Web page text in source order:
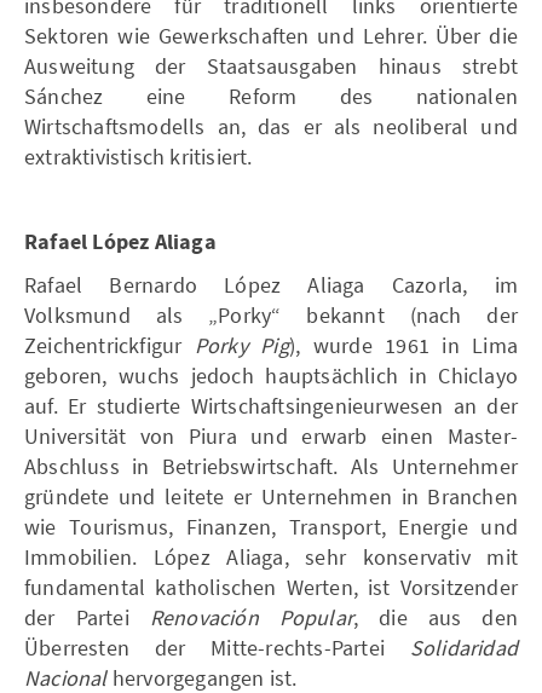
Sektoren wie Gewerkschaften und Lehrer. Über die
Ausweitung der Staatsausgaben hinaus strebt
Sánchez eine Reform des nationalen
Wirtschaftsmodells an, das er als neoliberal und
extraktivistisch kritisiert.
Rafael López Aliaga
Rafael Bernardo López Aliaga Cazorla, im
Volksmund als „Porky“ bekannt (nach der
Zeichentrickfigur Porky Pig), wurde 1961 in Lima
geboren, wuchs jedoch hauptsächlich in Chiclayo
auf. Er studierte Wirtschaftsingenieurwesen an der
Universität von Piura und erwarb einen Master-
Abschluss in Betriebswirtschaft. Als Unternehmer
gründete und leitete er Unternehmen in Branchen
wie Tourismus, Finanzen, Transport, Energie und
Immobilien. López Aliaga, sehr konservativ mit
fundamental katholischen Werten, ist Vorsitzender
der Partei Renovación Popular, die aus den
Überresten der Mitte-rechts-Partei Solidaridad
Nacionalhervorgegangen ist.